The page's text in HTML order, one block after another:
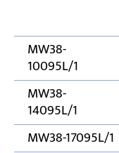
MW38-
10095L/1
MW38-
14095L/1
MW38-17095L/1